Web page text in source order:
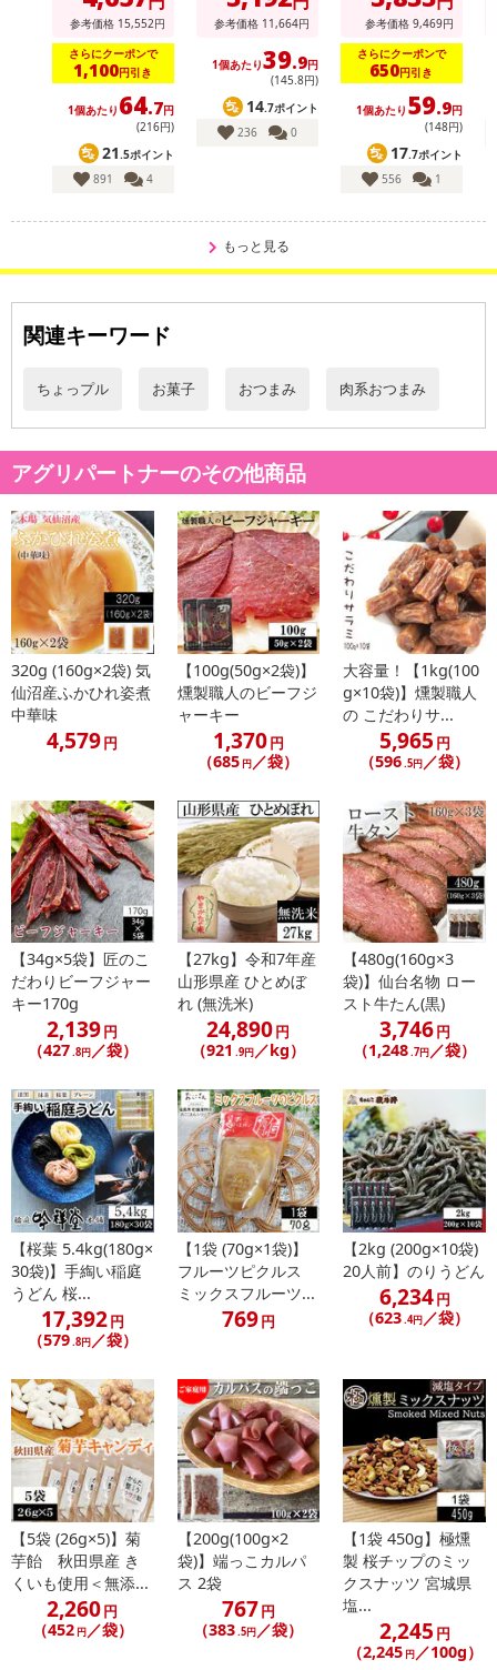
添加物を入れていないこだわりのビーフジャーキーです。
肉本来の味を堪能できます。
・賞味期限：製造から120日
・原産国（最終加工地）：日本
脂、食塩、香辛料、酵母エキス
注意事項
商品到着時点でのお日持ち期間は、配送日数などにより異なります
のでご了承ください。
【キャンセルについて】
※お申込み後のキャンセルはお受けできません。
記載されている内容を必ずご確認いただき、お届けする商品セット
にご納得いただきましたうえでお申し込みください。
※パッケージ変更や商品リニューアル（成分など含む）等により、
参考の掲載画像や画像内のバーコードなど、お届け商品と多少異な
る場合がございます。
また、[新たな加工食品の原料原産地表示制度]の経過措置期間の終
了により、商品詳細内に記載の原産国・原材料の表記が旧表記の場
合がございます。
によるお申込み後のキャンセル・返品交換は対応いたしかねます。
【お支払いについて】
※送料はお試し費用に含まれております。
※d払い、PayPay、au PAY、au PAY（auかんたん決済）、ソフトバ
ンクまとめて支払い、楽天ペイ、メルペイ、AEON Pay、Amazon
Payでお支払いの場合、決済のため外部サイトへ遷移します。
※予約商品は決済手段ごとに定められた決済期限日にお支払いを完
了することがございます。ご了承いただいたうえでお申し込みくだ
さい。
【配送伝票番号について】
※配送形態がメール便の商品については、商品の発送完了後、配送
伝票番号がマイページに表示されない場合もございます。
【配送日時の指定について】
※配送日時の指定が可能な商品の場合、商品によってご指定できる
配送日、配送時間が異なる可能性がございます。
カート機能をご利用の場合は、配送日時指定をご利用いただけませ
ん。
発送日カレンダー
休業日
その他共通および商品カテゴリー別注意事項（※必ずご確認くだ
参考価格 15,552円
さらにクーポンで
1,100円引き
1個あたり 64.7円
(216円)
21.5ポイント
891
4
参考価格 11,664円
1個あたり39.9円
(145.8円)
14.7ポイント
236
0
参考価格 9,469円
さらにクーポンで
650円引き
1個あたり 59.9円
(148円)
17.7ポイント
556
1
もっと見る
関連キーワード
ちょっプル お菓子 おつまみ 肉系おつまみ
アグリパートナーのその他商品
320g (160g×2袋) 気
仙沼産ふかひれ姿煮
中華味
4,579円
【100g(50g×2袋)】
燻製職人のビーフジ
ャーキー
1,370円
（685 円 ／袋）
大容量！【1kg(100
g×10袋)】燻製職人
の こだわりサ...
5,965 円
（596 .5円 ／袋）
【34g×5袋】匠のこ
だわりビーフジャー
キー170g
2,139円
（427.8円／袋）
【27kg】令和7年産
山形県産 ひとめぼ
れ (無洗米)
24,890円
（921 .9円／kg）
【480g(160g×3
袋)】仙台名物 ロー
スト牛たん(黒)
3,746円
（1,248.7円／袋）
【桜葉 5.4kg(180g×
30袋)】手綯い稲庭
うどん 桜...
17,392円
（579.8円／袋）
【1袋 (70g×1袋)】
フルーツピクルス
ミックスフルーツ...
769円
【2kg (200g×10袋)
20人前】のりうどん
6,234円
（623.4円／袋）
【5袋 (26g×5)】菊
芋飴 秋田県産 き
くいも使用＜無添...
2,260円
（452 円／袋）
【200g(100g×2
袋)】端っこカルパ
ス 2袋
767円
（383 .5円 ／袋）
【1袋 450g】極燻
製 桜チップのミッ
クスナッツ 宮城県
塩...
2,245 円
（2,245 円／100g）